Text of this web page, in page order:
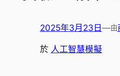
2025年3月23日 —由
於 人工智慧模擬